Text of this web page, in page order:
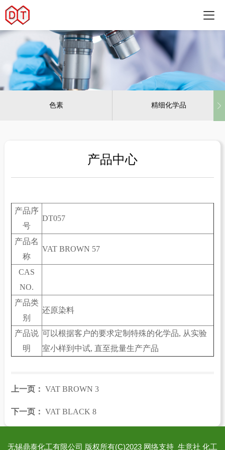
色素 精细化学品
产品中心
产品序
号
DT057
产品名
称
VAT BROWN 57
CAS
NO.
产品类
别
还原染料
产品说
明
可以根据客户的要求定制特殊的化学品, 从实验
室小样到中试, 直至批量生产产品
上一页：VAT BROWN 3
下一页：VAT BLACK 8
无锡鼎泰化工有限公司 版权所有(C)2023 网络支持 生意社 化工